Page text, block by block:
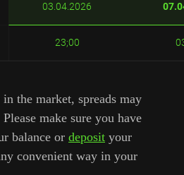
03.04.2026
23;00
the market, spreads may
make sure you have
balance or deposit your
convenient way in your